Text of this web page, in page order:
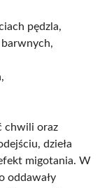
pędzla,
chwili oraz
dzieła
migotania. W
oddawały